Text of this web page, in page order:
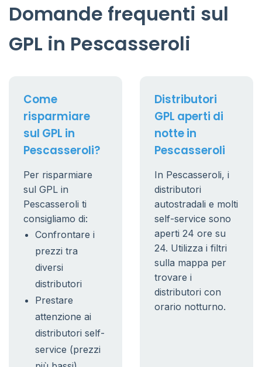
Domande frequenti sul
GPL in Pescasseroli
Come
risparmiare
sul GPL in
Pescasseroli?
Per risparmiare
sul GPL in
Pescasseroli ti
consigliamo di:
Confrontare i
prezzi tra
diversi
distributori
Prestare
attenzione ai
distributori self-
service (prezzi
Distributori
GPL aperti di
notte in
Pescasseroli
In Pescasseroli, i
distributori
autostradali e molti
self-service sono
aperti 24 ore su
24. Utilizza i filtri
sulla mappa per
trovare i
distributori con
orario notturno.